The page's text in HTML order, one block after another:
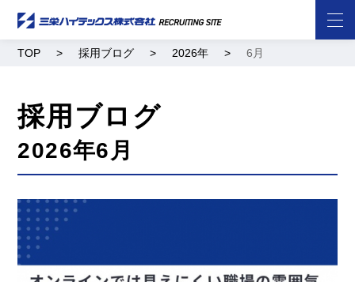
TOP 採用ブログ 2026年 6月
採用ブログ
2026年6月